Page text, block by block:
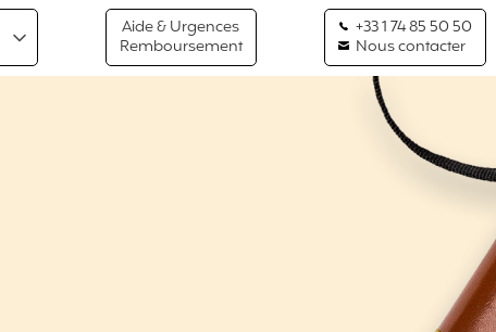
Aide & Urgences
Remboursement
+33 1 74 85 50 50
Nous contacter